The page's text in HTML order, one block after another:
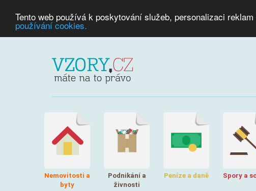
Tento web používá k poskytování služeb, personalizaci
používání cookies.
Nemovitosti a
byty
Podnikání a
živnosti
Peníze a daně Spory a